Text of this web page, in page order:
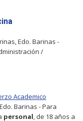
Edo. Barinas -
/
Academico
Barinas - Para
personal , de 18 años a